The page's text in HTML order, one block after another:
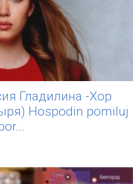
Гладилина -Хор
Hospodin pomiluj